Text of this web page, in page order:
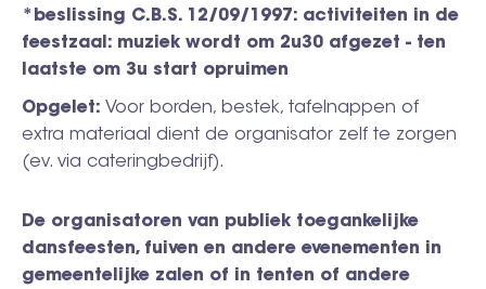
*beslissing C.B.S. 12/09/1997: activiteiten in de
feestzaal: muziek wordt om 2u30 afgezet - ten
laatste om 3u start opruimen
Opgelet: Voor borden, bestek, tafelnappen of
extra materiaal dient de organisator zelf te zorgen
(ev. via cateringbedrijf).
De organisatoren van publiek toegankelijke
dansfeesten, fuiven en andere evenementen in
gemeentelijke zalen of in tenten of andere